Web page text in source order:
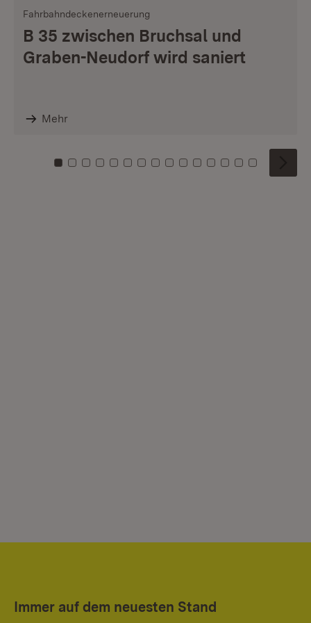
Fahrbahndeckenerneuerung
B 35 zwischen Bruchsal und
Graben-Neudorf wird saniert
Mehr
Zu Kachel: 0
Zu Kachel: 1
Zu Kachel: 2
Zu Kachel: 3
Zu Kachel: 4
Zu Kachel: 5
Zu Kachel: 6
Zu Kachel: 7
Zu Kachel: 8
Zu Kachel: 9
Zu Kachel: 10
Zu Kachel: 11
Zu Kachel: 12
Zu Kachel:
Zu
Immer auf dem neuesten Stand